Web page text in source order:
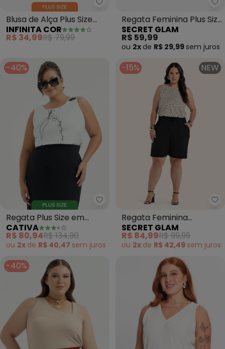
Infinita Cor - Blusa de Alça Plus
Blusa de Alça Plus Size
(Bege)
INFINITA COR
R$ 34,99R$ 79,99
Regata Feminina Plus Size
(Bege)
SECRET GLAM
R$ 59,99
ou 2x de R$ 29,99 sem juros
-40%
Cativa - Regata Plus Size em
Regata Plus Size em
Viscose (Off White)
CATIVA
R$ 80,94R$ 134,90
ou 2x de R$ 40,47 sem juros
-15% NEW
Regata Feminina
Estampada Viscose
(Bege)
SECRET GLAM
R$ 84,99R$ 99,99
ou 2x de R$ 42,49 sem juros
-40%